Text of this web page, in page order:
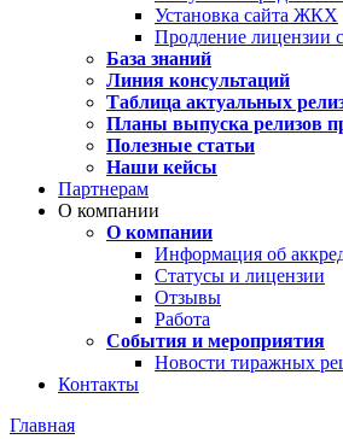
Установка сайта ЖКХ
Продление лицензии
База знаний
Линия консультаций
Таблица актуальных
Планы выпуска релизов
Полезные статьи
Наши кейсы
Партнерам
О компании
О компании
Информация об
Статусы и лицензии
Отзывы
Работа
События и мероприятия
Новости тиражных
Контакты
Главная